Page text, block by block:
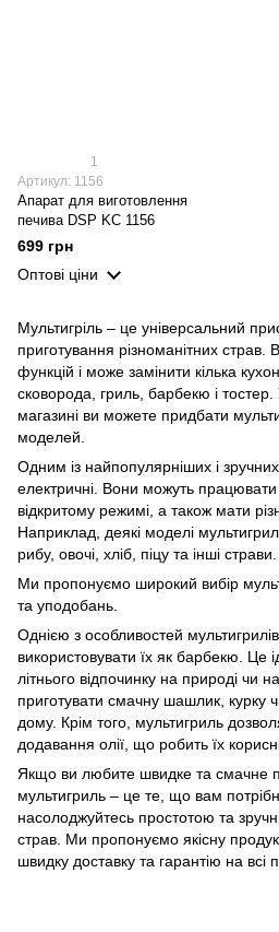
1
Артикул: 1156
Апарат для виготовлення
печива DSP KC 1156
699 грн
Оптові ціни
Мультигріль – це універсальний
приготування різноманітних страв.
функцій і може замінити кілька
сковорода, гриль, барбекю і
магазині ви можете придбати
моделей.
Одним із найпопулярніших і зручних
електричні. Вони можуть працювати
відкритому режимі, а також мати
Наприклад, деякі моделі
рибу, овочі, хліб, піцу та інші страви.
Ми пропонуємо широкий вибір
та уподобань.
Однією з особливостей
використовувати їх як барбекю. Це
літнього відпочинку на природі чи
приготувати смачну шашлик, курку
дому. Крім того, мультигриль
додавання олії, що робить їх
Якщо ви любите швидке та смачне
мультигриль – це те, що вам
насолоджуйтесь простотою та
страв. Ми пропонуємо якісну
швидку доставку та гарантію на всі